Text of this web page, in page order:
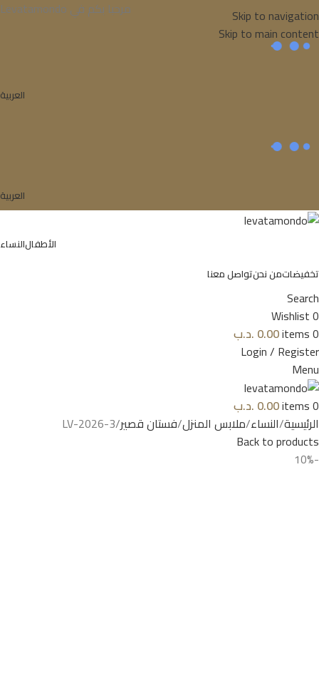
Skip to navigation
Skip to main content
Levatamondo مرحبا بكم في
العربية
العربية
الأطفالالنساء
تخفيضاتمن نحنتواصل معنا
Search
0
Wishlist
0
items
0.00 .د.ب
Login / Register
Menu
0
items
0.00 .د.ب
الرئيسية النساء ملابس المنزل فستان قصير LV-2026-3
Back to products
-10%